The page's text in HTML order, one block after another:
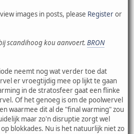
images in posts, please Registeror
scandihoog kou aanvoert. BRON
neemt nog wat verder toe dat
er vroegtijdig mee op lijkt te gaan
in de stratosfeer gaat een flinke
Of het genoeg is om de poolwervel
waarmee dit al de "final warming" zou
maar zo'n disruptie zorgt wel
blokkades. Nu is het natuurlijk niet zo